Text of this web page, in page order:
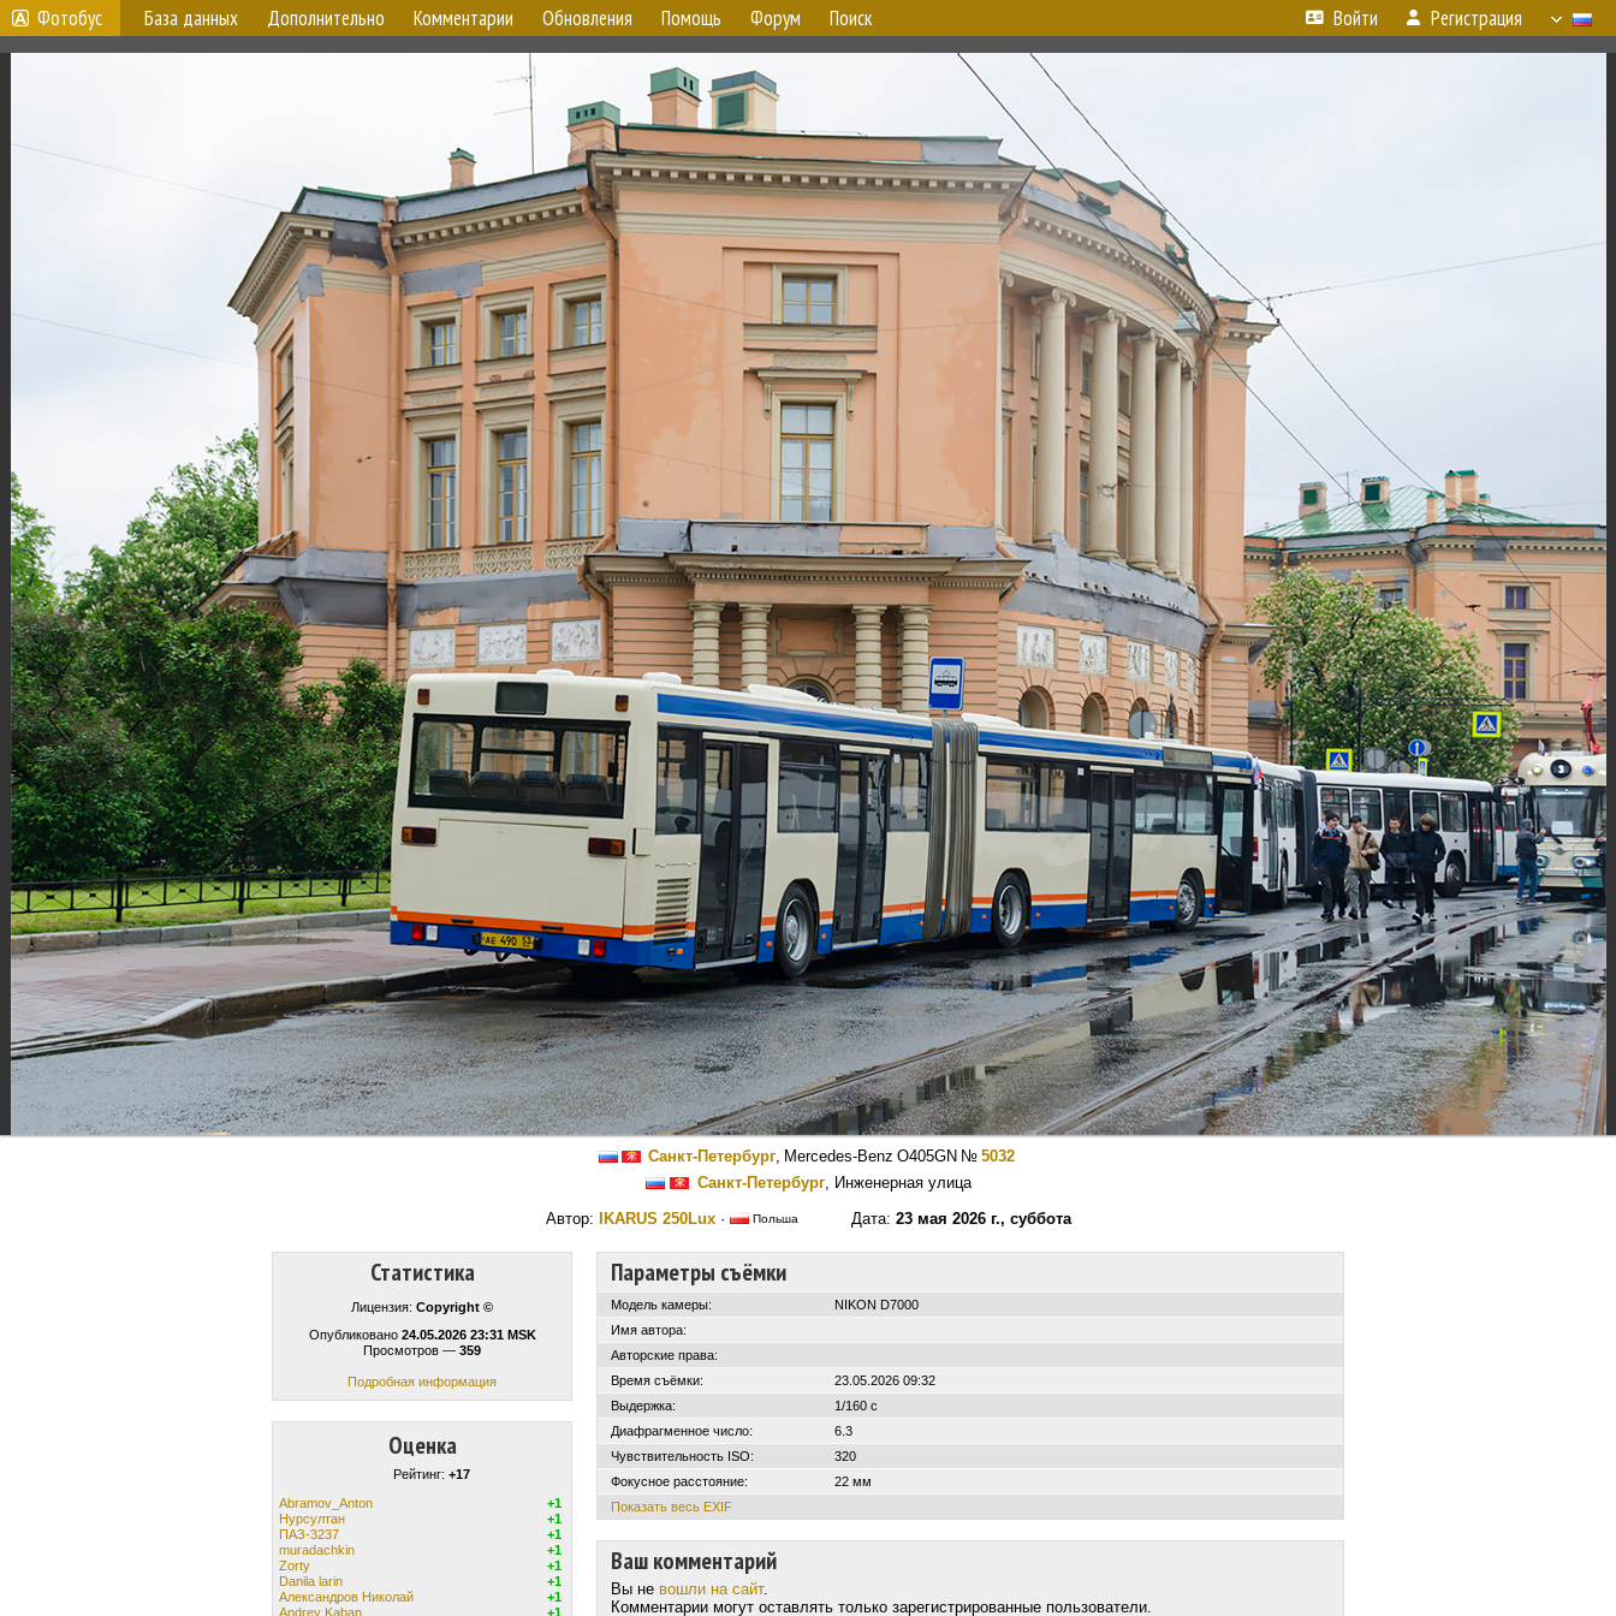
Фотобус База данных Дополнительно Комментарии Обновления Помощь Форум Поиск Войти Регистрация
Санкт-Петербург, Mercedes-Benz O405GN № 5032
Санкт-Петербург, Инженерная улица
Автор:
IKARUS 250Lux· ПольшаДата: 23 мая 2026 г., суббота
Статистика
Лицензия: Copyright ©
Опубликовано 24.05.2026 23:31 MSK
Просмотров — 359
Подробная информация
Оценка
Рейтинг: +17
Abramov_Anton
+1
Нурсултан
+1
ПАЗ-3237
+1
muradachkin
+1
Zorty
+1
Danila larin
+1
Александров Николай
+1
Andrey Kaban
+1
Параметры съёмки
Модель камеры:
NIKON D7000
Имя автора:
Авторские права:
Время съёмки:
23.05.2026 09:32
Выдержка:
1/160 с
Диафрагменное число:
6.3
Чувствительность ISO:
320
Фокусное расстояние:
22 мм
Показать весь EXIF
Ваш комментарий
Вы не вошли на сайт.
Комментарии могут оставлять только зарегистрированные пользователи.